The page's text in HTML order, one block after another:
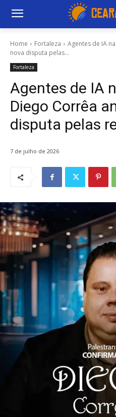
Home Fortaleza
Agentes de IA
nova disputa pelas...
Fortaleza
Agentes de IA
Diego Corrêa
disputa pelas
7 de julho de 2026